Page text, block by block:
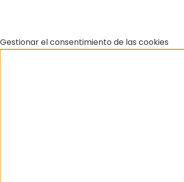
Gestionar el consentimiento de las cookies